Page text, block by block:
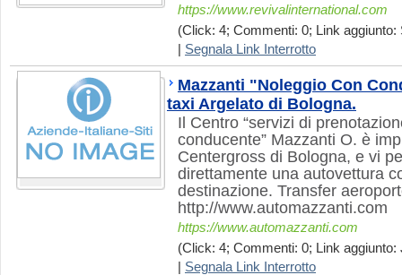
https://www.revivalinternational.com
(Click: 4; Commenti: 0; Link aggiunto:
Segnala Link Interrotto
Mazzanti "Noleggio Con
taxi Argelato di Bologna.
Il Centro “servizi di
conducente” Mazzanti O. è
Centergross di Bologna, e vi
direttamente una autovettura
destinazione. Transfer
http://www.automazzanti.com
https://www.automazzanti.com
(Click: 4; Commenti: 0; Link aggiunto:
Segnala Link Interrotto